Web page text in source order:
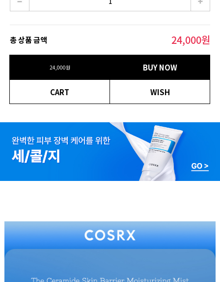
총 상품 금액 24,000원
24,000원 BUY NOW
CART WISH